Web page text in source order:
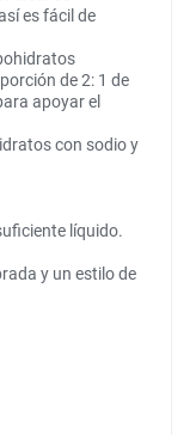
es fácil de
de 2: 1 de
apoyar el
con sodio y
líquido.
y un estilo de